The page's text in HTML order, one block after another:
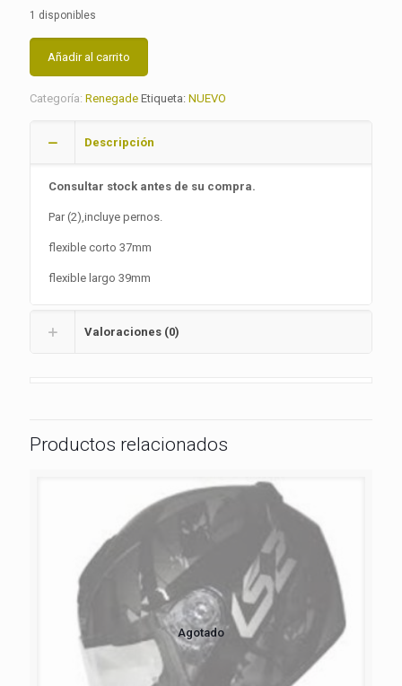
1 disponibles
Añadir al carrito
Categoría: Renegade Etiqueta: NUEVO
Descripción
Consultar stock antes de su compra.
Par (2),incluye pernos.
flexible corto 37mm
flexible largo 39mm
Valoraciones (0)
Productos relacionados
Agotado